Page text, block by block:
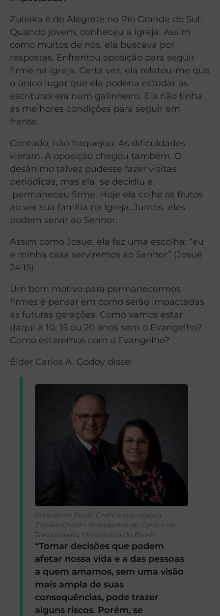
Zuleika é de Alegrete no Rio Grande do Sul.
Quando jovem, conheceu a Igreja. Assim
como muitos de nós, ela buscava por
respostas. Enfrentou oposição para seguir
firme na Igreja. Certa vez, ela relatou-me que
o único lugar que ela poderia estudar as
escrituras era num galinheiro. Ela não tinha
as melhores condições para seguir em
frente.
Contudo, não fraquejou. As dificuldades
vieram. A oposição chegou também. O
desânimo talvez pudesse fazer visitas
periódicas, mas ela se decidiu e
permaneceu firme. Hoje ela colhe os frutos
ao ver sua família na Igreja. Juntos eles
podem servir ao Senhor.
Assim como Josué, ela fez uma escolha: “eu
e minha casa serviremos ao Senhor” (Josué
24:15).
Um bom motivo para permanecermos
firmes é pensar em como serão impactadas
as futuras gerações. Como vamos estar
daqui a 10, 15 ou 20 anos sem o Evangelho?
Como estaremos com o Evangelho?
Élder Carlos A. Godoy disse:
Presidente Paulo Grahl e sua esposa
Zuleika Grahl – Presidentes do Centro de
Treinamento Missionário do Brasil.
“Tomar decisões que podem
afetar nossa vida e a das pessoas
a quem amamos, sem uma visão
mais ampla de suas
consequências, pode trazer
alguns riscos. Porém, se